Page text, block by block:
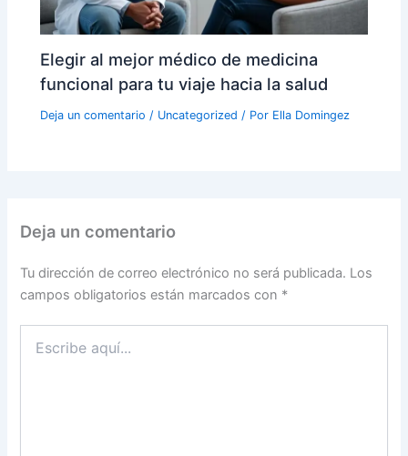
Elegir al mejor médico de medicina
funcional para tu viaje hacia la salud
Deja un comentario / Uncategorized / Por Ella Domingez
Deja un comentario
Tu dirección de correo electrónico no será publicada. Los
campos obligatorios están marcados con *
aquí...